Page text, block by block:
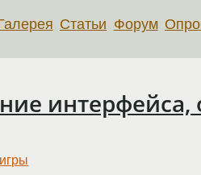
Статьи Форум
игры